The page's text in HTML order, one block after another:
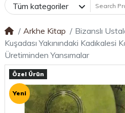
Tüm kategoriler
Arkhe Kitap
Bizanslı
Kuşadası Yakınındaki Kadıkalesi
Üretiminden Yansımalar
Özel Ürün
Yeni